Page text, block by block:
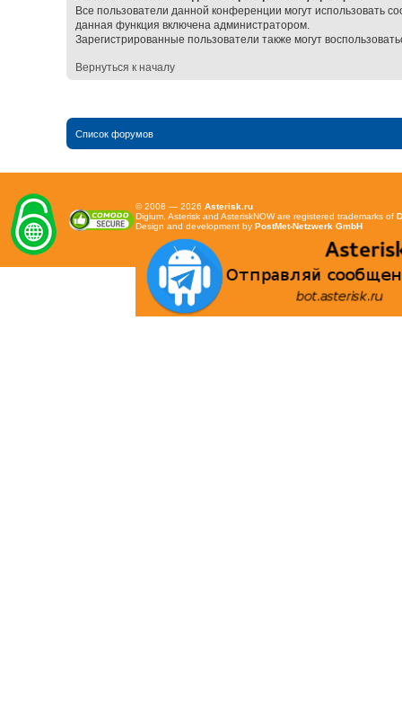
Все пользователи данной конференции могут использовать
данная функция включена администратором.
Зарегистрированные пользователи также могут
Вернуться к началу
Список форумов
© 2008 — 2026 Asterisk.ru
Digium, Asterisk and AsteriskNOW are registered trademarks of
Design and development by PostMet-Netzwerk GmbH